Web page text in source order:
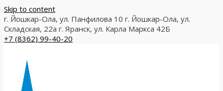
Skip to content
г. Йошкар-Ола, ул. Панфилова 10 г. Йошкар-Ола, ул.
Складская, 22а г. Яранск, ул. Карла Маркса 42Б
+7 (8362) 99-40-20